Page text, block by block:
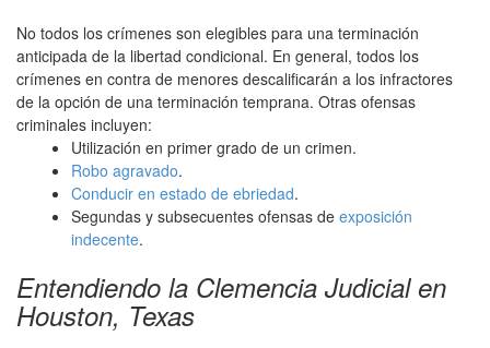
No todos los crímenes son elegibles para una terminación
anticipada de la libertad condicional. En general, todos los
crímenes en contra de menores descalificarán a los infractores
de la opción de una terminación temprana. Otras ofensas
criminales incluyen:
Utilización en primer grado de un crimen.
Robo agravado.
Conducir en estado de ebriedad.
Segundas y subsecuentes ofensas de exposición
indecente.
Entendiendo la Clemencia Judicial en
Houston, Texas